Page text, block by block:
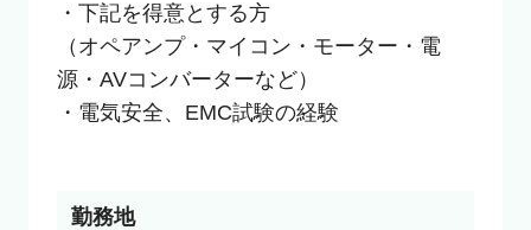
・下記を得意とする方
（オペアンプ・マイコン・モーター・電
源・AVコンバーターなど）
・電気安全、EMC試験の経験
勤務地